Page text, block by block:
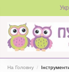
На Головну